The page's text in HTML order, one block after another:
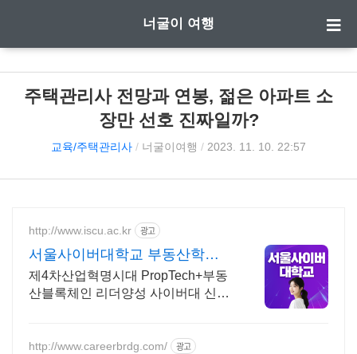
너굴이 여행
주택관리사 전망과 연봉, 젊은 아파트 소
장만 선호 진짜일까?
교육/주택관리사 / 너굴이여행 / 2023. 11. 10. 22:57
http://www.iscu.ac.kr 광고
서울사이버대학교 부동산학과
2026 가을학기 신편입생
제4차산업혁명시대 PropTech+부동
산블록체인 리더양성 사이버대 신입
http://www.careerbrdg.com/ 광고